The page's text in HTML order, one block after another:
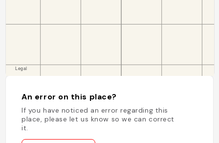
An error on this place?
If you have noticed an error regarding this
place, please let us know so we can correct
it.